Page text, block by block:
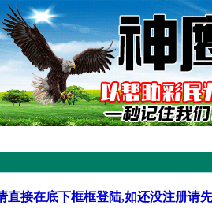
直接在底下框框登陆,如还没注册请